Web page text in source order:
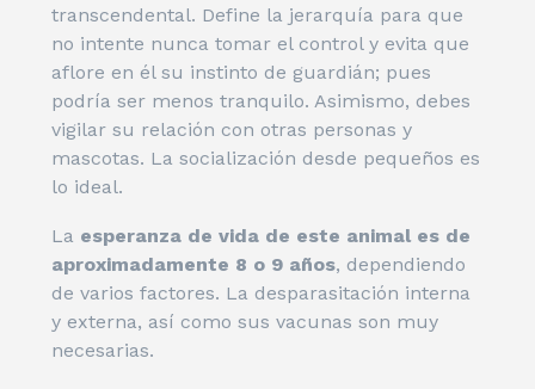
transcendental. Define la jerarquía para que
no intente nunca tomar el control y evita que
aflore en él su instinto de guardián; pues
podría ser menos tranquilo. Asimismo, debes
vigilar su relación con otras personas y
mascotas. La socialización desde pequeños es
lo ideal.
La esperanza de vida de este animal es de
aproximadamente 8 o 9 años, dependiendo
de varios factores. La desparasitación interna
y externa, así como sus vacunas son muy
necesarias.